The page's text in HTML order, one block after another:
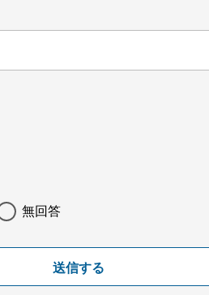
無回答
送信する